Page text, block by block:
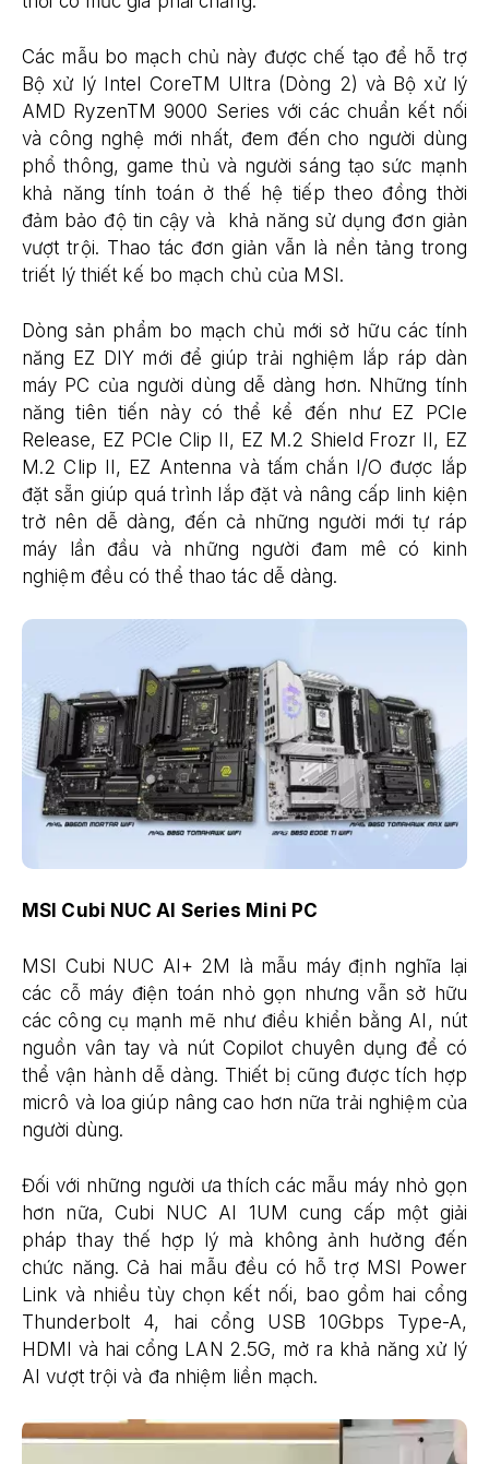
Các mẫu bo mạch chủ này được chế tạo để hỗ trợ
Bộ xử lý Intel CoreTM Ultra (Dòng 2) và Bộ xử lý
AMD RyzenTM 9000 Series với các chuẩn kết nối
và công nghệ mới nhất, đem đến cho người dùng
phổ thông, game thủ và người sáng tạo sức mạnh
khả năng tính toán ở thế hệ tiếp theo đồng thời
đảm bảo độ tin cậy và khả năng sử dụng đơn giản
vượt trội. Thao tác đơn giản vẫn là nền tảng trong
triết lý thiết kế bo mạch chủ của MSI.
Dòng sản phẩm bo mạch chủ mới sở hữu các tính
năng EZ DIY mới để giúp trải nghiệm lắp ráp dàn
máy PC của người dùng dễ dàng hơn. Những tính
năng tiên tiến này có thể kể đến như EZ PCIe
Release, EZ PCIe Clip II, EZ M.2 Shield Frozr II, EZ
M.2 Clip II, EZ Antenna và tấm chắn I/O được lắp
đặt sẵn giúp quá trình lắp đặt và nâng cấp linh kiện
trở nên dễ dàng, đến cả những người mới tự ráp
máy lần đầu và những người đam mê có kinh
nghiệm đều có thể thao tác dễ dàng.
MSI Cubi NUC AI Series Mini PC
MSI Cubi NUC AI+ 2M là mẫu máy định nghĩa lại
các cỗ máy điện toán nhỏ gọn nhưng vẫn sở hữu
các công cụ mạnh mẽ như điều khiển bằng AI, nút
nguồn vân tay và nút Copilot chuyên dụng để có
thể vận hành dễ dàng. Thiết bị cũng được tích hợp
micrô và loa giúp nâng cao hơn nữa trải nghiệm của
người dùng.
Đối với những người ưa thích các mẫu máy nhỏ gọn
hơn nữa, Cubi NUC AI 1UM cung cấp một giải
pháp thay thế hợp lý mà không ảnh hưởng đến
chức năng. Cả hai mẫu đều có hỗ trợ MSI Power
Link và nhiều tùy chọn kết nối, bao gồm hai cổng
Thunderbolt 4, hai cổng USB 10Gbps Type-A,
HDMI và hai cổng LAN 2.5G, mở ra khả năng xử lý
AI vượt trội và đa nhiệm liền mạch.